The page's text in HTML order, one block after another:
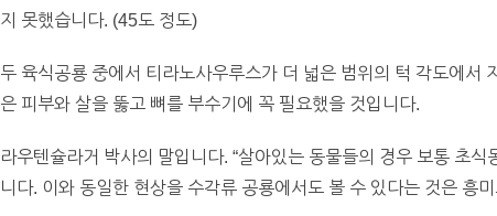
지 못했습니다. (45도 정도)
두 육식공룡 중에서 티라노사우루스가 더 넓은 범위의 턱 각도에서
은 피부와 살을 뚫고 뼈를 부수기에 꼭 필요했을 것입니다.
라우텐슐라거 박사의 말입니다. “살아있는 동물들의 경우 보통 초
니다. 이와 동일한 현상을 수각류 공룡에서도 볼 수 있다는 것은 흥